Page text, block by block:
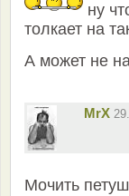
ну
толкает на
А может не
MrX
Мочить